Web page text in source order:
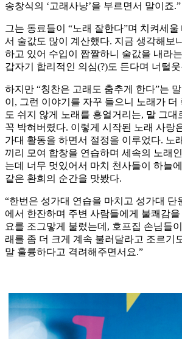
송창식의 ‘고래사냥’을 부르면서 말이죠.”
그는 동료들이 “노래 잘한다”며 치켜세
서 술값도 많이 계산했다. 지금 생각해보
하고 있어 수입이 짭짤하니 술값을 내라
갑자기 합리적인 의심(?)도 든다며 너털
하지만 “칭찬은 고래도 춤추게 한다”는
이, 그런 이야기를 자꾸 들으니 노래가 더
도 쉬지 않게 노래를 흥얼거리는, 말 그대
꼭 박혀버렸다. 이렇게 시작된 노래 사랑
가대 활동을 하면서 절정을 이루었다. 노
끼리 모여 합창을 연습하며 세속의 노래
는데 너무 멋있어서 마치 천사들이 하늘
같은 환희의 순간을 맛봤다.
“한번은 성가대 연습을 마치고 성가대 단
에서 한잔하며 주변 사람들에게 불쾌감
요를 조그맣게 불렀는데, 호프집 손님들
래를 좀 더 크게 계속 불러달라고 조르기
말 훌륭하다고 격려해주면서요.”